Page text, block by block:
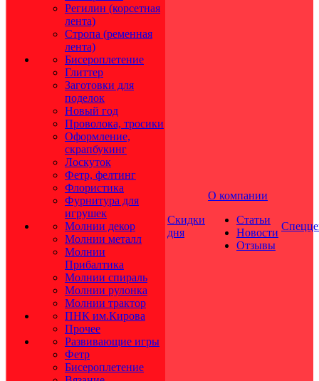
Регилин (корсетная
лента)
Стропа (ременная
лента)
Бисероплетение
Глиттер
Заготовки для
поделок
Новый год
Проволока, тросики
Оформление,
скрапбукинг
Лоскуток
Фетр, фелтинг
Флористика
Фурнитура для
игрушек
Молнии декор
Молнии металл
Молнии
Прибалтика
Молнии спираль
Молнии рулонка
Молнии трактор
ПНК им.Кирова
Прочее
Развивающие игры
Фетр
Бисероплетение
Скидки
дня
О компании
Статьи
Новости
Отзывы